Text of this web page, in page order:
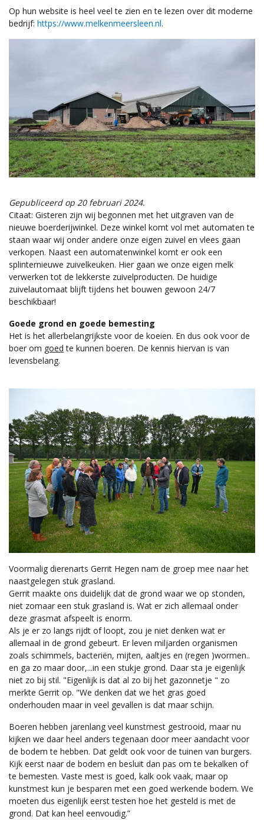
Op hun website is heel veel te zien en te lezen over dit moderne
bedrijf: https://www.melkenmeersleen.nl.
Gepubliceerd op 20 februari 2024.
Citaat: Gisteren zijn wij begonnen met het uitgraven van de
nieuwe boerderijwinkel. Deze winkel komt vol met automaten te
staan waar wij onder andere onze eigen zuivel en vlees gaan
verkopen. Naast een automatenwinkel komt er ook een
splinternieuwe zuivelkeuken. Hier gaan we onze eigen melk
verwerken tot de lekkerste zuivelproducten. De huidige
zuivelautomaat blijft tijdens het bouwen gewoon 24/7
beschikbaar!
Goede grond en goede bemesting
Het is het allerbelangrijkste voor de koeien. En dus ook voor de
boer om goed te kunnen boeren. De kennis hiervan is van
levensbelang.
Voormalig dierenarts Gerrit Hegen nam de groep mee naar het
naastgelegen stuk grasland.
Gerrit maakte ons duidelijk dat de grond waar we op stonden,
niet zomaar een stuk grasland is. Wat er zich allemaal onder
deze grasmat afspeelt is enorm.
Als je er zo langs rijdt of loopt, zou je niet denken wat er
allemaal in de grond gebeurt. Er leven miljarden organismen
zoals schimmels, bacteriën, mijten, aaltjes en (regen )wormen..
en ga zo maar door,...in een stukje grond. Daar sta je eigenlijk
niet zo bij stil. "Eigenlijk is dat al zo bij het gazonnetje " zo
merkte Gerrit op. "We denken dat we het gras goed
onderhouden maar in veel gevallen is dat maar schijn.
Boeren hebben jarenlang veel kunstmest gestrooid, maar nu
kijken we daar heel anders tegenaan door meer aandacht voor
de bodem te hebben. Dat geldt ook voor de tuinen van burgers.
Kijk eerst naar de bodem en besluit dan pas om te bekalken of
te bemesten. Vaste mest is goed, kalk ook vaak, maar op
kunstmest kun je besparen met een goed werkende bodem. We
moeten dus eigenlijk eerst testen hoe het gesteld is met de
grond. Dat kan heel eenvoudig.”